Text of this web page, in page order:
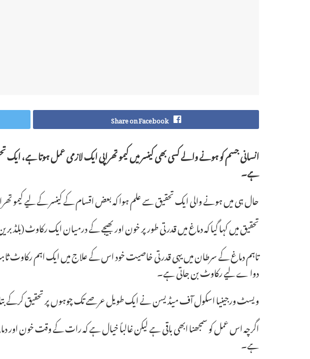
Share on Facebook
انسانی جسم کو ہونے والے کسی بھی کینسر میں کیمو تھراپی ایک لازمی عمل ہوتا
ہے۔
حال ہی میں ہونے والی ایک تحقیق سے علم ہوا کہ بعض اقسام کے کینسر کے لیے
تحقیق میں کہا گیا کہ دماغ میں قدرتی طور پر خون اور بھیجے کے درمیان ایک رکاوٹ
تاہم دماغ کے سرطان میں یہی قدرتی خاصیت خود اس کے علاج میں ایک اہم رکاوٹ ثابت
دوا ے لیے رکاوٹ بن جاتی ہے۔
ویسٹ ورجینیا اسکول آف میڈیسن نے ایک طویل عرصے تک چوہوں پر تحقیق کرکے
اگرچہ اس عمل کو سمجھنا ابھی باقی ہے لیکن غالباً خیال ہے کہ رات کے وقت خون اور
ہے۔